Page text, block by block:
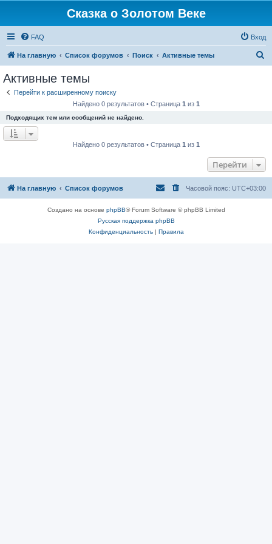
Сказка о Золотом Веке
FAQ Вход
На главную Список форумов Поиск Активные темы
Активные темы
Перейти к расширенному поиску
Найдено 0 результатов • Страница 1 из 1
Подходящих тем или сообщений не найдено.
Найдено 0 результатов • Страница 1 из 1
Перейти
На главную Список форумов Часовой пояс: UTC+03:00
Создано на основе phpBB® Forum Software © phpBB Limited
Русская поддержка phpBB
Конфиденциальность| Правила